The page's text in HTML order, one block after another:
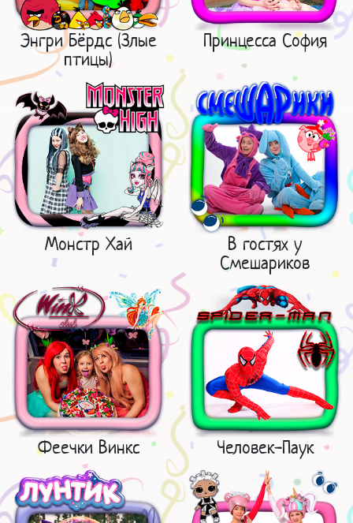
Энгри Бёрдс (Злые
птицы)
Принцесса София
Монстр Хай
В гостях у
Смешариков
Феечки Винкс Человек-Паук